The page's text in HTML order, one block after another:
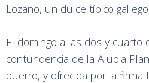
Lozano, un dulce típico
El domingo a las dos y
contundencia de la Alubia
puerro, y ofrecida por la firma